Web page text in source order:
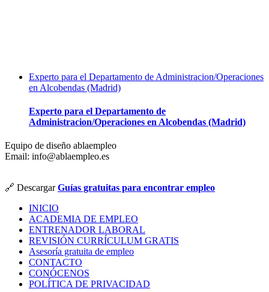
Experto para el Departamento de Administracion/Operaciones
en Alcobendas (Madrid)
Experto para el Departamento de
Administracion/Operaciones en Alcobendas (Madrid)
Equipo de diseño ablaempleo
Email: info@ablaempleo.es
🔗 DescargarGuías gratuitas para encontrar empleo
INICIO
ACADEMIA DE EMPLEO
ENTRENADOR LABORAL
REVISIÓN CURRÍCULUM GRATIS
Asesoría gratuita de empleo
CONTACTO
CONÓCENOS
POLÍTICA DE PRIVACIDAD